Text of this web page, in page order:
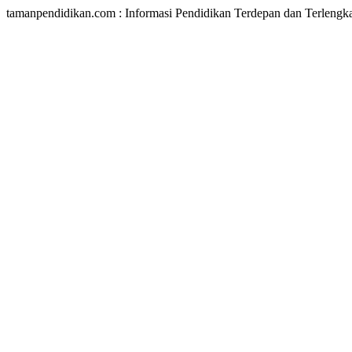
tamanpendidikan.com : Informasi Pendidikan Terdepan dan